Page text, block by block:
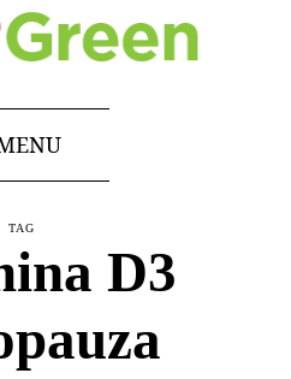
TAG
D3